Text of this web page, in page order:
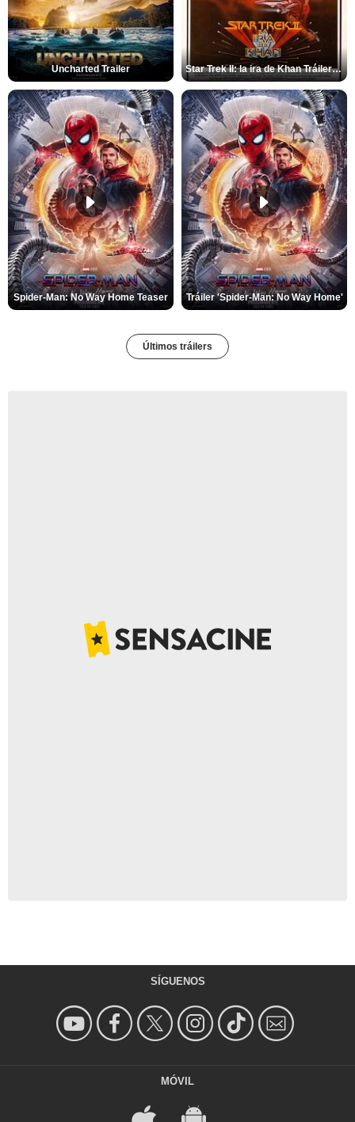
Uncharted Trailer Star Trek II: la ira de Khan Tráiler VO
Spider-Man: No Way Home Teaser Tráiler 'Spider-Man: No Way Home'
Últimos tráilers
SÍGUENOS
MÓVIL